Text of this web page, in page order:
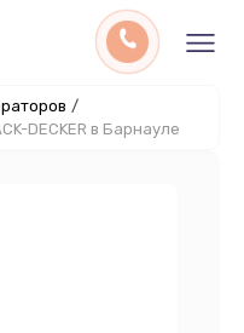
/
DECKER в Барнауле